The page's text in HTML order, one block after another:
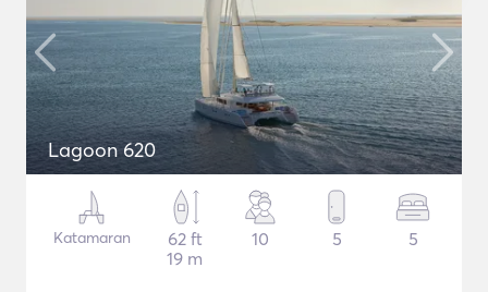
Lagoon 620
Katamaran
62 ft
19 m
10 5 5